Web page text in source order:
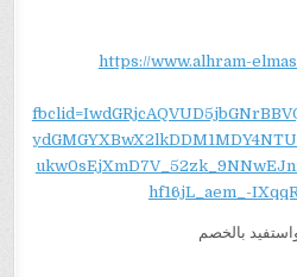
https://www.alhram-
hf16jL_aem_-
بالخصم